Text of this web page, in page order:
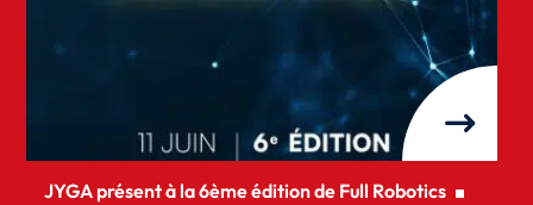
JYGA présent à la 6ème édition de Full Robotics